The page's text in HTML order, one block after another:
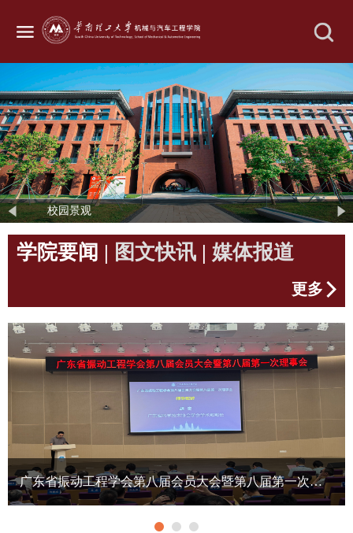
校园景观
学院要闻 | 图文快讯 | 媒体报道
更多
广东省振动工程学会第八届会员大会暨第八届第一次理事会在华南理工召开